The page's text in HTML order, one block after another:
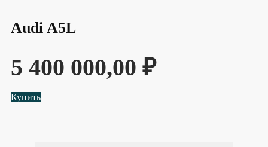
Audi A5L
5 400 000,00 ₽
Купить